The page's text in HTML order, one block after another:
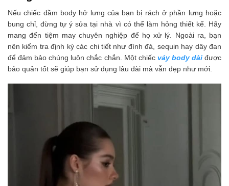
Nếu chiếc đầm body hở lưng của bạn bị rách ở phần lưng hoặc
bung chỉ, đừng tự ý sửa tại nhà vì có thể làm hỏng thiết kế. Hãy
mang đến tiệm may chuyên nghiệp để họ xử lý. Ngoài ra, bạn
nên kiểm tra định kỳ các chi tiết như đính đá, sequin hay dây đan
để đảm bảo chúng luôn chắc chắn. Một chiếc váy body dàiđược
bảo quản tốt sẽ giúp bạn sử dụng lâu dài mà vẫn đẹp như mới.